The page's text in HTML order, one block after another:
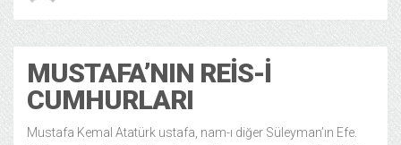
MUSTAFA’NIN REIS-I
CUMHURLARI
Mustafa Kemal Atatürk ustafa, nam-ı diğer Süleyman’ın Efe.